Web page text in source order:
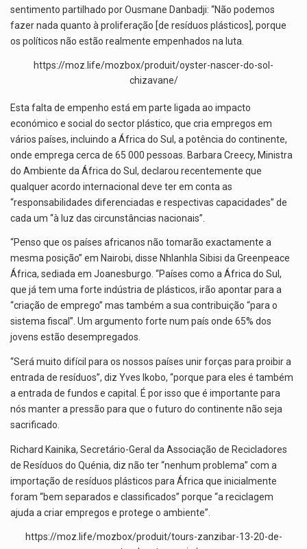
sentimento partilhado por Ousmane Danbadji: “Não podemos
fazer nada quanto à proliferação [de resíduos plásticos], porque
os políticos não estão realmente empenhados na luta.
https://moz.life/mozbox/produit/oyster-nascer-do-sol-
chizavane/
Esta falta de empenho está em parte ligada ao impacto
económico e social do sector plástico, que cria empregos em
vários países, incluindo a África do Sul, a potência do continente,
onde emprega cerca de 65 000 pessoas. Barbara Creecy, Ministra
do Ambiente da África do Sul, declarou recentemente que
qualquer acordo internacional deve ter em conta as
“responsabilidades diferenciadas e respectivas capacidades” de
cada um “à luz das circunstâncias nacionais”.
“Penso que os países africanos não tomarão exactamente a
mesma posição” em Nairobi, disse Nhlanhla Sibisi da Greenpeace
África, sediada em Joanesburgo. “Países como a África do Sul,
que já tem uma forte indústria de plásticos, irão apontar para a
“criação de emprego” mas também a sua contribuição “para o
sistema fiscal”. Um argumento forte num país onde 65% dos
jovens estão desempregados.
“Será muito difícil para os nossos países unir forças para proibir a
entrada de resíduos”, diz Yves Ikobo, “porque para eles é também
a entrada de fundos e capital. É por isso que é importante para
nós manter a pressão para que o futuro do continente não seja
sacrificado.
Richard Kainika, Secretário-Geral da Associação de Recicladores
de Resíduos do Quénia, diz não ter “nenhum problema” com a
importação de resíduos plásticos para África que inicialmente
foram “bem separados e classificados” porque “a reciclagem
ajuda a criar empregos e protege o ambiente”.
https://moz.life/mozbox/produit/tours-zanzibar-13-20-de-